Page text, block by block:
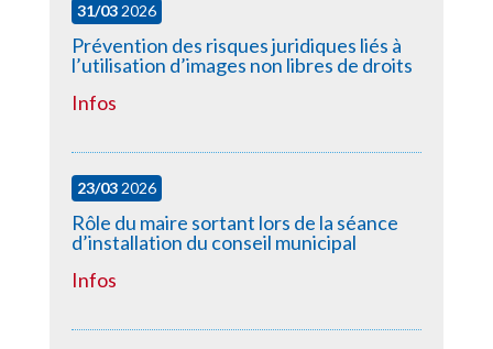
31/032026
Prévention des risques juridiques liés à
l’utilisation d’images non libres de droits
Infos
23/032026
Rôle du maire sortant lors de la séance
d’installation du conseil municipal
Infos